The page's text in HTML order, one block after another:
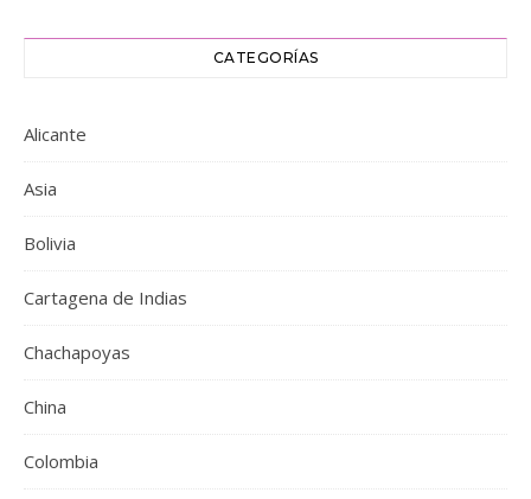
CATEGORÍAS
Alicante
Asia
Bolivia
Cartagena de Indias
Chachapoyas
China
Colombia